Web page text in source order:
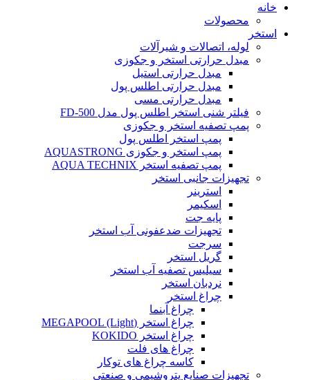
خانه
محصولات
استخر
لوله، اتصالات و شیرآلات
مبدل حرارتی استخر و جکوزی
مبدل حرارتی استیل
مبدل حرارتی اطلس پول
مبدل حرارتی مسی
فیلتر شنی استخر اطلس پول مدل FD-500
پمپ تصفیه استخر و جکوزی
پمپ استخر اطلس پول
پمپ استخر و جکوزی AQUASTRONG
پمپ تصفیه استخر AQUA TECHNIX
تجهیزات جانبی استخر
استرینر
اسکیمر
پایه جت
تجهیزات ضدعفونی آب استخر
سرجت
گریل استخر
سیلیس تصفیه آب استخر
نردبان استخر
چراغ استخر
چراغ آبنما
چراغ استخر (MEGAPOOL (Light
چراغ استخر KOKIDO
چراغ های فلت
کاسه چراغ های توکار
تجهیزات صنایع پتروشیمی و صنعتی